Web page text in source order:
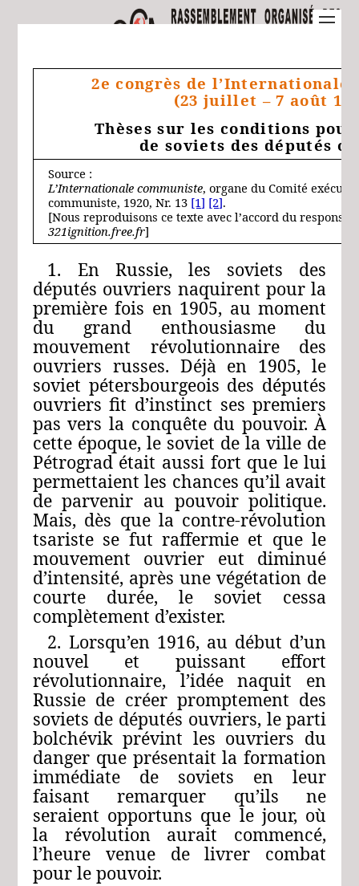
2e congrès de l’Internationale
(23 juillet – 7 août
Thèses sur les conditions
de soviets des députés
Source :
L’Internationale communiste, organe du Comité
communiste, 1920, Nr. 13 [1] [2].
[Nous reproduisons ce texte avec l’accord du
321ignition.free.fr]
1. En Russie, les soviets des
députés ouvriers naquirent pour la
première fois en 1905, au moment
du grand enthousiasme du
mouvement révolutionnaire des
ouvriers russes. Déjà en 1905, le
soviet pétersbourgeois des députés
ouvriers fit d’instinct ses premiers
pas vers la conquête du pouvoir. À
cette époque, le soviet de la ville de
Pétrograd était aussi fort que le lui
permettaient les chances qu’il avait
de parvenir au pouvoir politique.
Mais, dès que la contre-révolution
tsariste se fut raffermie et que le
mouvement ouvrier eut diminué
d’intensité, après une végétation de
courte durée, le soviet cessa
complètement d’exister.
2. Lorsqu’en 1916, au début d’un
nouvel et puissant effort
révolutionnaire, l’idée naquit en
Russie de créer promptement des
soviets de députés ouvriers, le parti
bolchévik prévint les ouvriers du
danger que présentait la formation
immédiate de soviets en leur
faisant remarquer qu’ils ne
seraient opportuns que le jour, où
la révolution aurait commencé,
l’heure venue de livrer combat
pour le pouvoir.